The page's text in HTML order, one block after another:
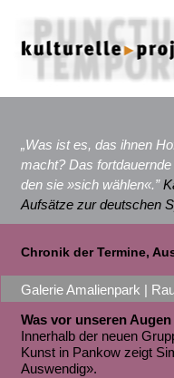
„Was ist es, das ihnen
macht? Das
den sie »sich wählen«.”
Aufsätze zur deutschen
Chronik der Termine,
Galerie Amalienpark |
Was vor unseren
Innerhalb der neuen
Kunst in Pankow zeigt
Auswendig».